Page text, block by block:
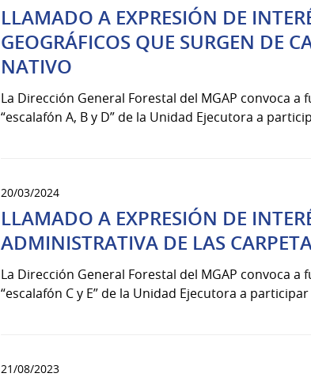
LLAMADO A EXPRESIÓN DE
GEOGRÁFICOS QUE SURGEN DE
NATIVO
La Dirección General Forestal del MGAP convoca
“escalafón A, B y D” de la Unidad Ejecutora a
20/03/2024
LLAMADO A EXPRESIÓN DE
ADMINISTRATIVA DE LAS
La Dirección General Forestal del MGAP convoca
“escalafón C y E” de la Unidad Ejecutora a
21/08/2023